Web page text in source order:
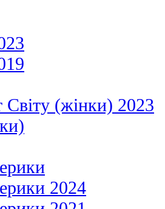
Світу (жінки) 2023
2024